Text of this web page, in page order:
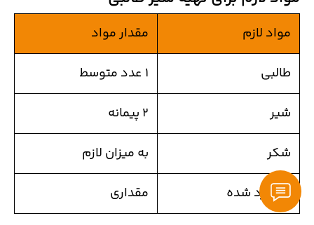
شیر طالبی است. این نوشیدنی به راحتی در تابستان تهیه
می‌شود زیرا ماده اصلی آن طالبی است. طعم آن به گونه‌ای
است که اکثر افراد این نوشیدنی را می‌پسندند.